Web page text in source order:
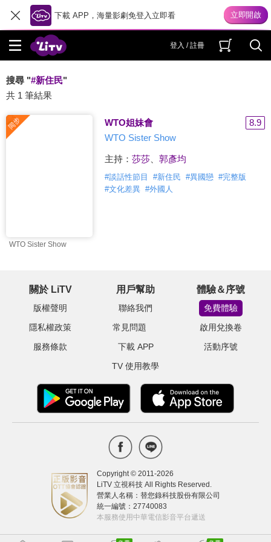
下載 APP，海量影劇免登入立即看
登入 / 註冊
搜尋 "#新住民"
共 1 筆結果
WTO Sister Show
WTO姐妹會
8.9
WTO Sister Show
主持： 莎莎、 郭彥均
#談話性節目 #新住民 #異國戀 #完整版
#文化差異 #外國人
關於 LiTV
版權聲明
隱私權政策
服務條款
用戶幫助
聯絡我們
常見問題
下載 APP
TV 使用教學
體驗＆序號
免費體驗
啟用兌換卷
活動序號
Copyright © 2011-2026
LiTV 立視科技 All Rights Reserved.
營業人名稱：替您錄科技股份有限公司
統一編號：27740083
本服務使用中華電信影音平台遞送